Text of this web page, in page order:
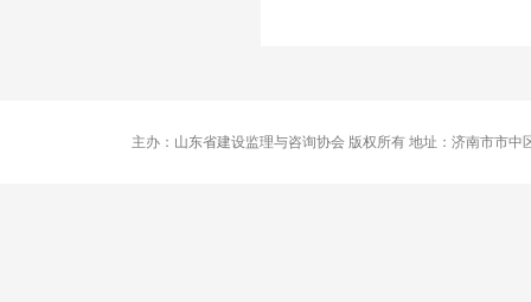
主办：山东省建设监理与咨询协会 版权所有 地址：济南市市